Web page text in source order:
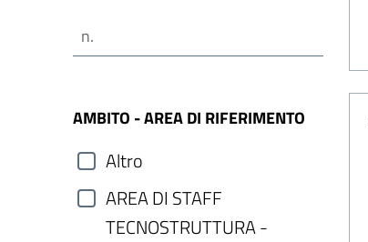
AMBITO - AREA DI RIFERIMENTO
Altro
AREA DI STAFF
TECNOSTRUTTURA -